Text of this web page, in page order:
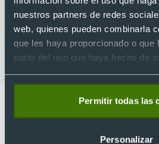
nuestros partners de redes
web, quienes pueden combinarla
que les haya proporcionado o que
partir del uso que haya hecho de
Permitir todas las
Personalizar
Accesorios de viaje